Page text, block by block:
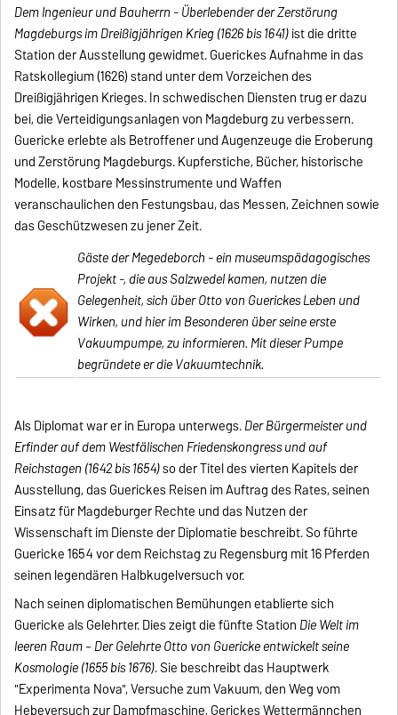
Dem Ingenieur und Bauherrn - Überlebender der Zerstörung
Magdeburgs im Dreißigjährigen Krieg (1626 bis 1641)ist die dritte
Station der Ausstellung gewidmet. Guerickes Aufnahme in das
Ratskollegium (1626) stand unter dem Vorzeichen des
Dreißigjährigen Krieges. In schwedischen Diensten trug er dazu
bei, die Verteidigungsanlagen von Magdeburg zu verbessern.
Guericke erlebte als Betroffener und Augenzeuge die Eroberung
und Zerstörung Magdeburgs. Kupferstiche, Bücher, historische
Modelle, kostbare Messinstrumente und Waffen
veranschaulichen den Festungsbau, das Messen, Zeichnen sowie
das Geschützwesen zu jener Zeit.
Gäste der Megedeborch - ein museumspädagogisches
Projekt -, die aus Salzwedel kamen, nutzen die
Gelegenheit, sich über Otto von Guerickes Leben und
Wirken, und hier im Besonderen über seine erste
Vakuumpumpe, zu informieren. Mit dieser Pumpe
begründete er die Vakuumtechnik.
Als Diplomat war er in Europa unterwegs.Der Bürgermeister und
Erfinder auf dem Westfälischen Friedenskongress und auf
Reichstagen (1642 bis 1654)so der Titel des vierten Kapitels der
Ausstellung, das Guerickes Reisen im Auftrag des Rates, seinen
Einsatz für Magdeburger Rechte und das Nutzen der
Wissenschaft im Dienste der Diplomatie beschreibt. So führte
Guericke 1654 vor dem Reichstag zu Regensburg mit 16 Pferden
seinen legendären Halbkugelversuch vor.
Nach seinen diplomatischen Bemühungen etablierte sich
Guericke als Gelehrter. Dies zeigt die fünfte Station Die Welt im
leeren Raum – Der Gelehrte Otto von Guericke entwickelt seine
Kosmologie (1655 bis 1676). Sie beschreibt das Hauptwerk
"Experimenta Nova", Versuche zum Vakuum, den Weg vom
Hebeversuch zur Dampfmaschine, Gerickes Wettermännchen